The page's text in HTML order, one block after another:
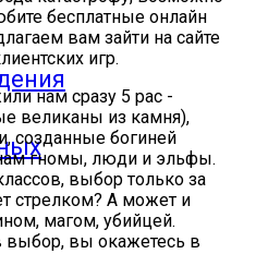
бесплатные онлайн
вам зайти на сайте
игр.
нам сразу 5 рас -
великаны из камня),
созданные богиней
гномы, люди и эльфы.
выбор только за
стрелком? А может и
магом, убийцей.
выбор, вы окажетесь в